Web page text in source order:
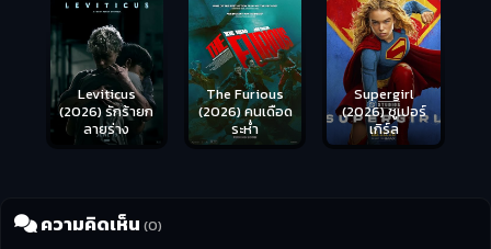
Leviticus
(2026) รักร้ายก
ลายร่าง
The Furious
(2026) คนเดือด
ระห่ำ
Supergirl
(2026) ซูเปอร์
เกิร์ล
ความคิดเห็น (0)